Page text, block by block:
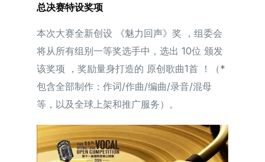
总决赛特设奖项
本次大赛全新创设 《魅力回声》奖 ，组委会
将从所有组别一等奖选⼿中，选出 10位 颁发
该奖项 ，奖励量身打造的 原创歌曲1首 ！（*
包含全部制作：作词/作曲/编曲/录音/混母
等，以及全球上架和推广服务）。